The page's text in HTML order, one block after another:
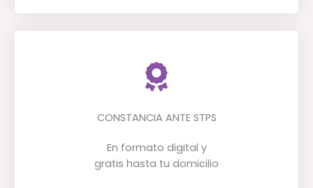
CONSTANCIA ANTE STPS
En formato digital y
gratis hasta tu domicilio